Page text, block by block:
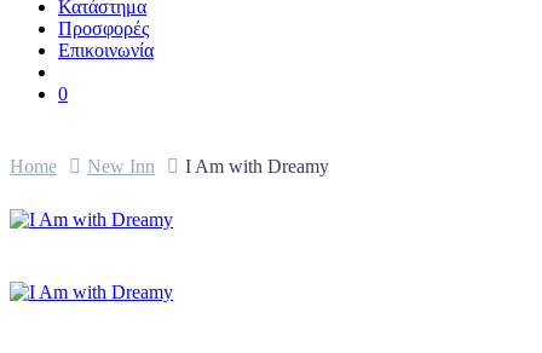
Κατάστημα
Προσφορές
Επικοινωνία
0
Home New Inn I Am with Dreamy